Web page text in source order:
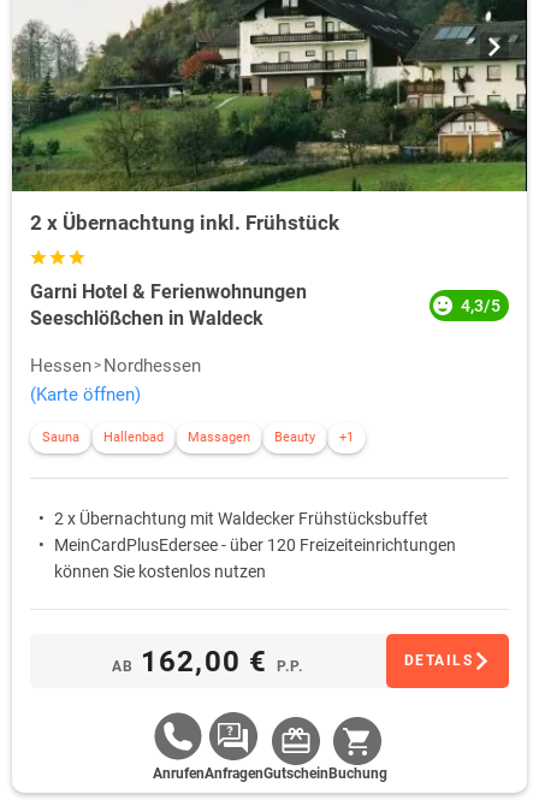
2 x Übernachtung inkl. Frühstück
Garni Hotel & Ferienwohnungen
Seeschlößchen in Waldeck
4,3/5
Hessen
Nordhessen
(Karte öffnen)
Sauna Hallenbad Massagen Beauty +1
2 x Übernachtung mit Waldecker Frühstücksbuffet
MeinCardPlusEdersee - über 120 Freizeiteinrichtungen
können Sie kostenlos nutzen
AB 162,00 € P.P. DETAILS
AnrufenAnfragenGutschein Buchung